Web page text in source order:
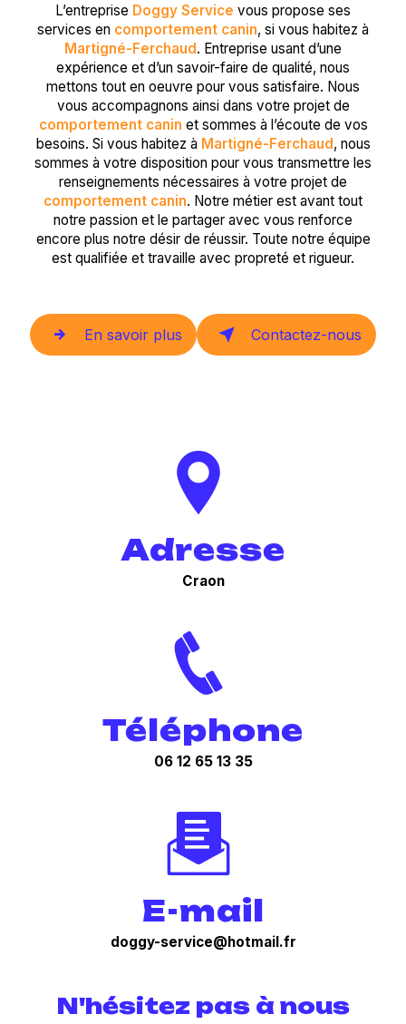
L’entreprise Doggy Service vous propose ses
services en comportement canin, si vous habitez à
Martigné-Ferchaud. Entreprise usant d’une
expérience et d’un savoir-faire de qualité, nous
mettons tout en oeuvre pour vous satisfaire. Nous
vous accompagnons ainsi dans votre projet de
comportement canin et sommes à l’écoute de vos
besoins. Si vous habitez à Martigné-Ferchaud, nous
sommes à votre disposition pour vous transmettre les
renseignements nécessaires à votre projet de
comportement canin. Notre métier est avant tout
notre passion et le partager avec vous renforce
encore plus notre désir de réussir. Toute notre équipe
est qualifiée et travaille avec propreté et rigueur.
En savoir plus Contactez-nous
Adresse
Craon
Téléphone
06 12 65 13 35
E-mail
doggy-service@hotmail.fr
N'hésitez pas à nous